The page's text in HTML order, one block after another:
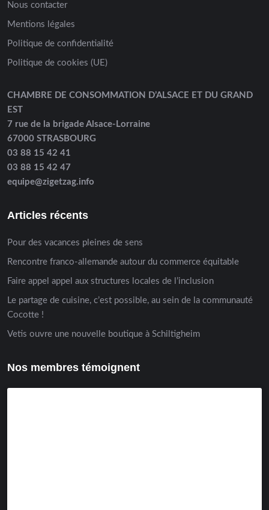
Nous contacter
Mentions légales
Politique de confidentialité
Politique de cookies (UE)
CHAMBRE DE CONSOMMATION D’ALSACE ET DU GRAND
EST
7 rue de la brigade Alsace-Lorraine
67000 STRASBOURG
03 88 15 42 41
03 88 15 42 47
equipe@zigetzag.info
Articles récents
Pour des vacances pleines de sens
Rencontre franco-allemande autour du commerce équitable
Faire appel appel aux structures locales de l’inclusion
Le partage de cuisine, c’est possible, au sein de la communauté
Cocotte !
Vetis ouvre une nouvelle boutique à Schiltigheim
Nos membres témoignent